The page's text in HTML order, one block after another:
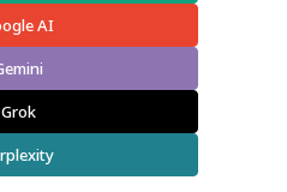
AI
Grok